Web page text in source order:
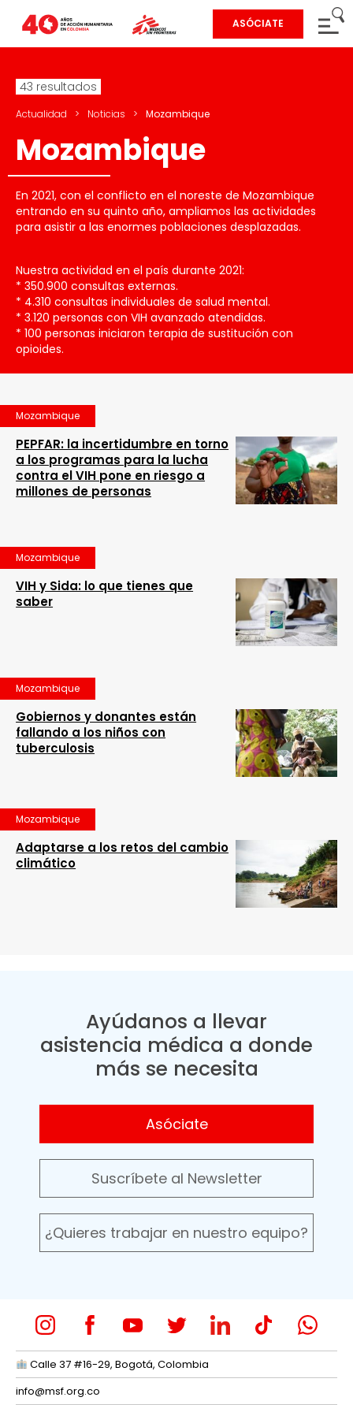
ASÓCIATE
43 resultados
Actualidad > Noticias > Mozambique
Mozambique
En 2021, con el conflicto en el noreste de Mozambique
entrando en su quinto año, ampliamos las actividades
para asistir a las enormes poblaciones desplazadas.
Nuestra actividad en el país durante 2021:
* 350.900 consultas externas.
* 4.310 consultas individuales de salud mental.
* 3.120 personas con VIH avanzado atendidas.
* 100 personas iniciaron terapia de sustitución con
opioides.
Mozambique
PEPFAR: la incertidumbre en torno
a los programas para la lucha
contra el VIH pone en riesgo a
millones de personas
Mozambique
VIH y Sida: lo que tienes que
saber
Mozambique
Gobiernos y donantes están
fallando a los niños con
tuberculosis
Mozambique
Adaptarse a los retos del cambio
climático
Ayúdanos a llevar
asistencia médica a donde
más se necesita
Asóciate
Suscríbete al Newsletter
¿Quieres trabajar en nuestro equipo?
Calle 37 #16-29, Bogotá, Colombia
info@msf.org.co